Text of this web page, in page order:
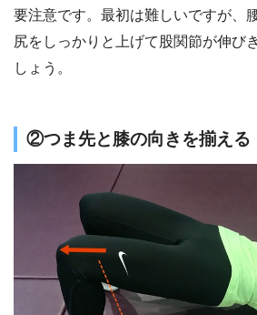
要注意です。最初は難しいですが、
尻をしっかりと上げて股関節が伸び
しょう。
②つま先と膝の向きを揃える